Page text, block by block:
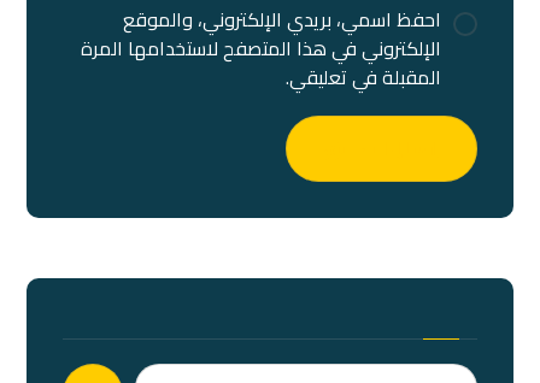
احفظ اسمي، بريدي الإلكتروني، والموقع
الإلكتروني في هذا المتصفح لاستخدامها المرة
المقبلة في تعليقي.